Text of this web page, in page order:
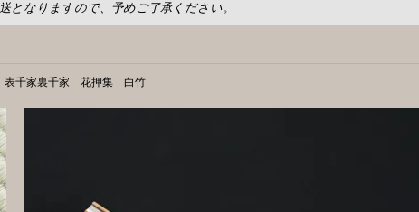
となりますので、予めご了承ください。
千家裏千家 花押集 白竹